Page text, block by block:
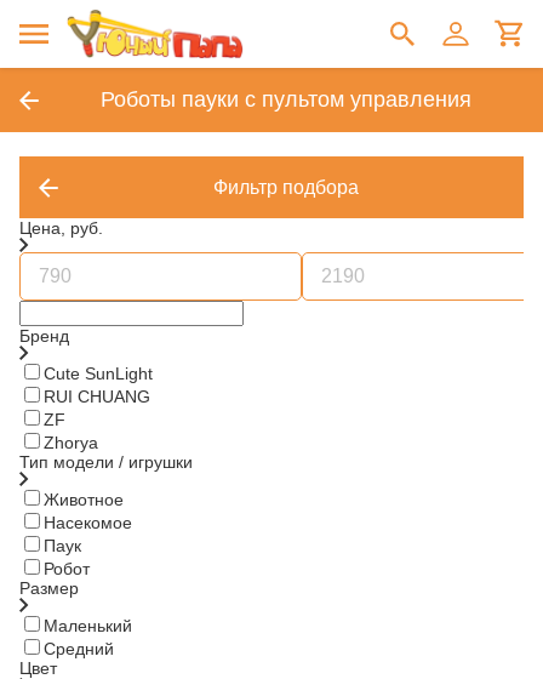
Роботы пауки с пультом управления
Фильтр подбора
Цена, руб.
Бренд
Cute SunLight
RUI CHUANG
ZF
Zhorya
Тип модели / игрушки
Животное
Насекомое
Паук
Робот
Размер
Маленький
Средний
Цвет